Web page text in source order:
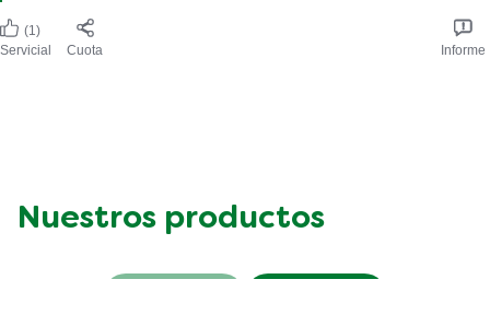
(1)
Servicial
Cuota Informe
Nuestros productos